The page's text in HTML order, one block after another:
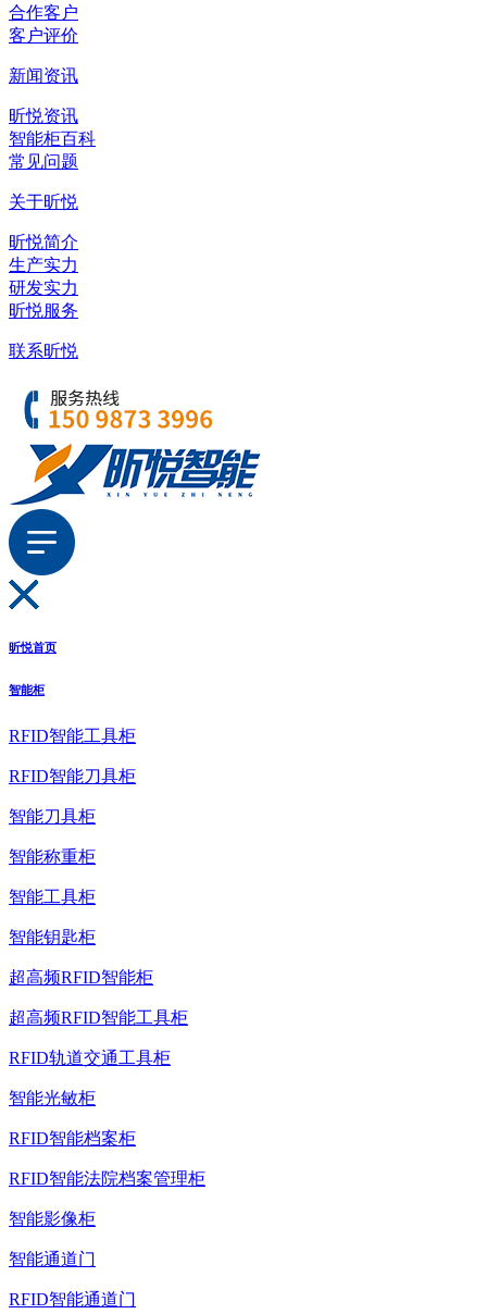
合作客户
客户评价
新闻资讯
昕悦资讯
智能柜百科
常见问题
关于昕悦
昕悦简介
生产实力
研发实力
昕悦服务
联系昕悦
昕悦首页
智能柜
RFID智能工具柜
RFID智能刀具柜
智能刀具柜
智能称重柜
智能工具柜
智能钥匙柜
超高频RFID智能柜
超高频RFID智能工具柜
RFID轨道交通工具柜
智能光敏柜
RFID智能档案柜
RFID智能法院档案管理柜
智能影像柜
智能通道门
RFID智能通道门